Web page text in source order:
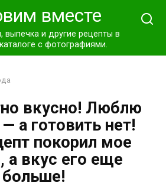
вместе
выпечка и другие рецепты в
с фотографиями.
вкусно! Люблю
а готовить нет!
покорил мое
а вкус его еще
больше!